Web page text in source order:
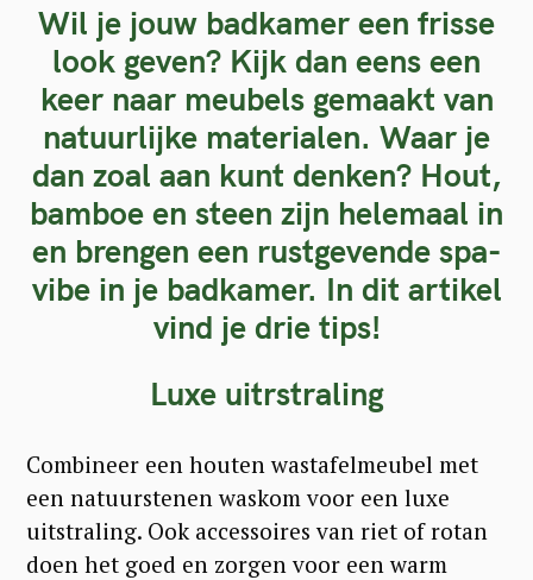
Wil je jouw badkamer een frisse
look geven? Kijk dan eens een
keer naar meubels gemaakt van
natuurlijke materialen. Waar je
dan zoal aan kunt denken? Hout,
bamboe en steen zijn helemaal in
en brengen een rustgevende spa-
vibe in je badkamer. In dit artikel
vind je drie tips!
Luxe uitrstraling
Combineer een houten wastafelmeubel met
een natuurstenen waskom voor een luxe
uitstraling. Ook accessoires van riet of rotan
doen het goed en zorgen voor een warm